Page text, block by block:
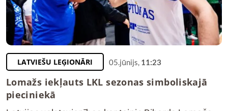
LATVIEŠU LEĢIONĀRI 05.jūnijs, 11:23
Lomažs iekļauts LKL sezonas simboliskajā
pieciniekā